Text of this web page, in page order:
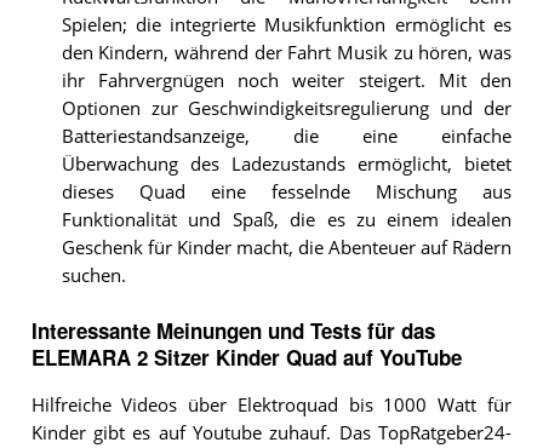
Spielen; die integrierte Musikfunktion ermöglicht es
den Kindern, während der Fahrt Musik zu hören, was
ihr Fahrvergnügen noch weiter steigert. Mit den
Optionen zur Geschwindigkeitsregulierung und der
Batteriestandsanzeige, die eine einfache
Überwachung des Ladezustands ermöglicht, bietet
dieses Quad eine fesselnde Mischung aus
Funktionalität und Spaß, die es zu einem idealen
Geschenk für Kinder macht, die Abenteuer auf Rädern
suchen.
Interessante Meinungen und Tests für das
ELEMARA 2 Sitzer Kinder Quad auf YouTube
Hilfreiche Videos über Elektroquad bis 1000 Watt für
Kinder gibt es auf Youtube zuhauf. Das TopRatgeber24-